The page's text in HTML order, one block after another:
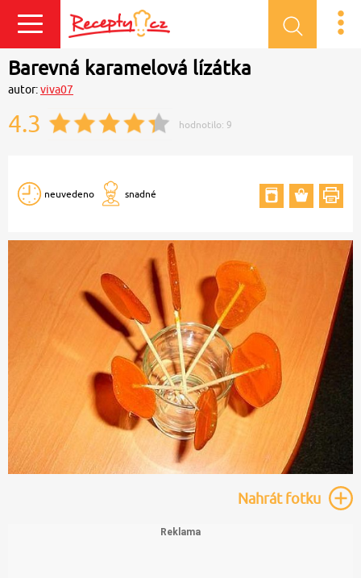
Přihlásit se
Barevná karamelová lízátka
autor:viva07
4.3 hodnotilo: 9
neuvedeno snadné
Nahrátfotku